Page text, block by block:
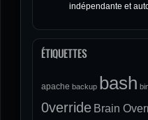
indépendante et
ÉTIQUETTES
apache backup bash
0verride Brain